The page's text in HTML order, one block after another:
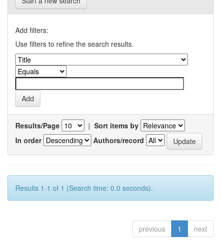
Add filters:
Use filters to refine the search results.
Results/Page | Sort items by
In order
Authors/record
Results 1-1 of 1 (Search time: 0.0 seconds).
previous 1 next